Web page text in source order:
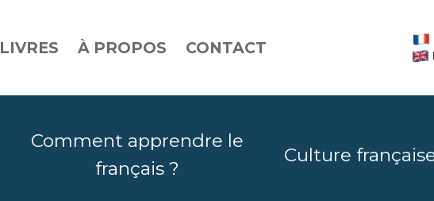
LIVRES À PROPOS CONTACT
Comment apprendre le
français ?
Culture